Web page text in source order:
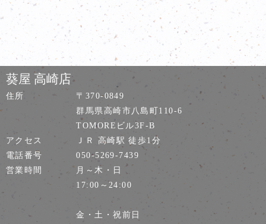
葵屋 高崎店
住所
〒370-0849
群馬県高崎市八島町110-6
TOMOREビル3F-B
アクセス
ＪＲ 高崎駅 徒歩1分
電話番号
050-5269-7439
営業時間
月～木・日
17:00～24:00
金・土・祝前日